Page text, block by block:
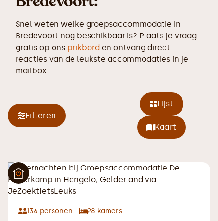
Snel weten welke groepsaccommodatie in
Bredevoort nog beschikbaar is? Plaats je vraag
gratis op ons prikbord en ontvang direct
reacties van de leukste accommodaties in je
mailbox.
Filteren
Lijst
Kaart
136 personen 28 kamers